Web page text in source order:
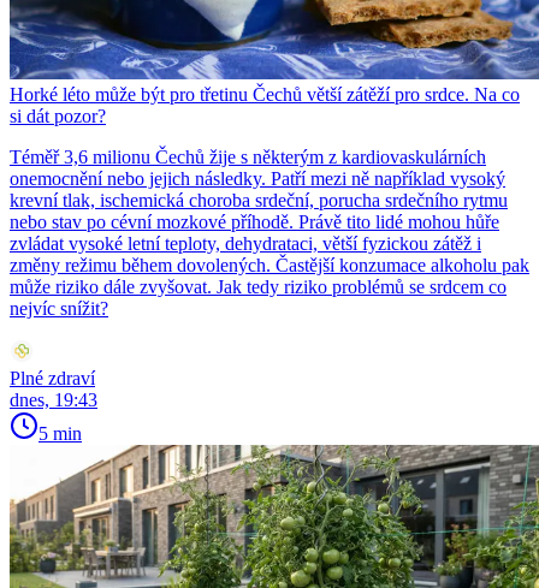
Horké léto může být pro třetinu Čechů větší zátěží pro srdce. Na co
si dát pozor?
Téměř 3,6 milionu Čechů žije s některým z kardiovaskulárních
onemocnění nebo jejich následky. Patří mezi ně například vysoký
krevní tlak, ischemická choroba srdeční, porucha srdečního rytmu
nebo stav po cévní mozkové příhodě. Právě tito lidé mohou hůře
zvládat vysoké letní teploty, dehydrataci, větší fyzickou zátěž i
změny režimu během dovolených. Častější konzumace alkoholu pak
může riziko dále zvyšovat. Jak tedy riziko problémů se srdcem co
nejvíc snížit?
Plné zdraví
dnes, 19:43
5 min